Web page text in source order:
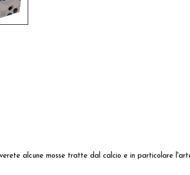
alcune mosse tratte dal calcio e in particolare